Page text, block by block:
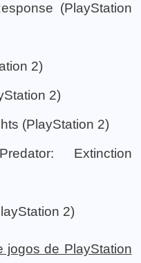
(PlayStation
2)
2)
(PlayStation 2)
Extinction
2)
jogos de PlayStation